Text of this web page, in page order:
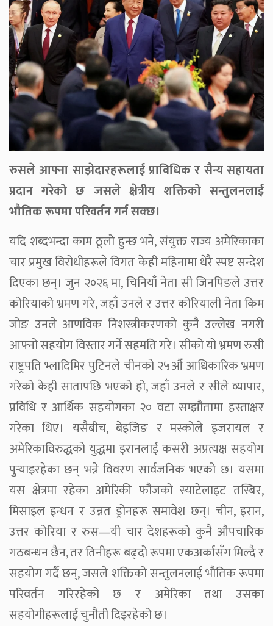
रुसले आफ्ना साझेदारहरूलाई प्राविधिक र सैन्य सहायता
प्रदान गरेको छ जसले क्षेत्रीय शक्तिको सन्तुलनलाई
भौतिक रूपमा परिवर्तन गर्न सक्छ।
यदि शब्दभन्दा काम ठूलो हुन्छ भने, संयुक्त राज्य अमेरिकाका
चार प्रमुख विरोधीहरूले विगत केही महिनामा धेरै स्पष्ट सन्देश
दिएका छन्। जुन २०२६ मा, चिनियाँ नेता सी जिनपिङले उत्तर
कोरियाको भ्रमण गरे, जहाँ उनले र उत्तर कोरियाली नेता किम
जोङ उनले आणविक निशस्त्रीकरणको कुनै उल्लेख नगरी
आफ्नो सहयोग विस्तार गर्ने सहमति गरे। सीको यो भ्रमण रुसी
राष्ट्रपति भ्लादिमिर पुटिनले चीनको २५औँ आधिकारिक भ्रमण
गरेको केही सातापछि भएको हो, जहाँ उनले र सीले व्यापार,
प्रविधि र आर्थिक सहयोगका २० वटा सम्झौतामा हस्ताक्षर
गरेका थिए। यसैबीच, बेइजिङ र मस्कोले इजरायल र
अमेरिकाविरुद्धको युद्धमा इरानलाई कसरी अप्रत्यक्ष सहयोग
पुर्‍याइरहेका छन् भन्ने विवरण सार्वजनिक भएको छ। यसमा
यस क्षेत्रमा रहेका अमेरिकी फौजको स्याटेलाइट तस्बिर,
मिसाइल इन्धन र उन्नत ड्रोनहरू समावेश छन्। चीन, इरान,
उत्तर कोरिया र रुस—यी चार देशहरूको कुनै औपचारिक
गठबन्धन छैन, तर तिनीहरू बढ्दो रूपमा एकअर्कासँग मिल्दै र
सहयोग गर्दै छन्, जसले शक्तिको सन्तुलनलाई भौतिक रूपमा
परिवर्तन गरिरहेको छ र अमेरिका तथा उसका
सहयोगीहरूलाई चुनौती दिइरहेको छ।